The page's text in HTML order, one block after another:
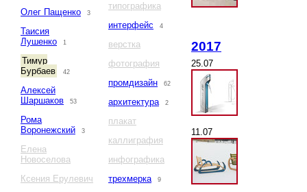
Олег Пащенко 3
Таисия
Лушенко
1
Тимур
Бурбаев
42
Алексей
Шаршаков
53
Рома
Воронежский
3
Елена
Новоселова
Ксения Ерулевич
типографика
интерфейс
4
верстка
фотография
промдизайн
62
архитектура 2
плакат
каллиграфия
инфографика
трехмерка
9
2017
25.07
11.07